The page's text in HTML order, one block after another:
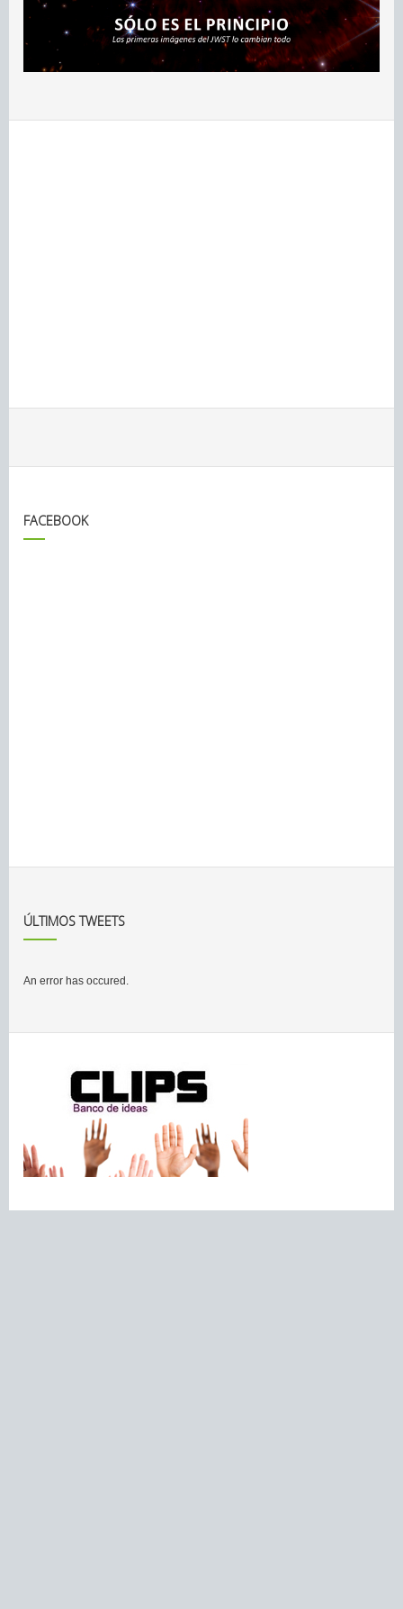
FACEBOOK
ÚLTIMOS TWEETS
An error has occured.